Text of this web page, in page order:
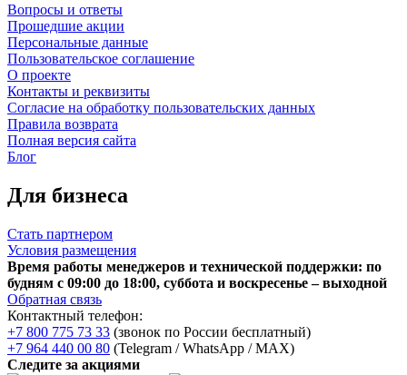
Вопросы и ответы
Прошедшие акции
Персональные данные
Пользовательское соглашение
О проекте
Контакты и реквизиты
Согласие на обработку пользовательских данных
Правила возврата
Полная версия сайта
Блог
Для бизнеса
Стать партнером
Условия размещения
Время работы менеджеров и технической поддержки: по
будням с 09:00 до 18:00, суббота и воскресенье – выходной
Обратная связь
Контактный телефон:
+7 800 775 73 33 (звонок по России бесплатный)
+7 964 440 00 80 (Telegram / WhatsApp / MAX)
Следите за акциями